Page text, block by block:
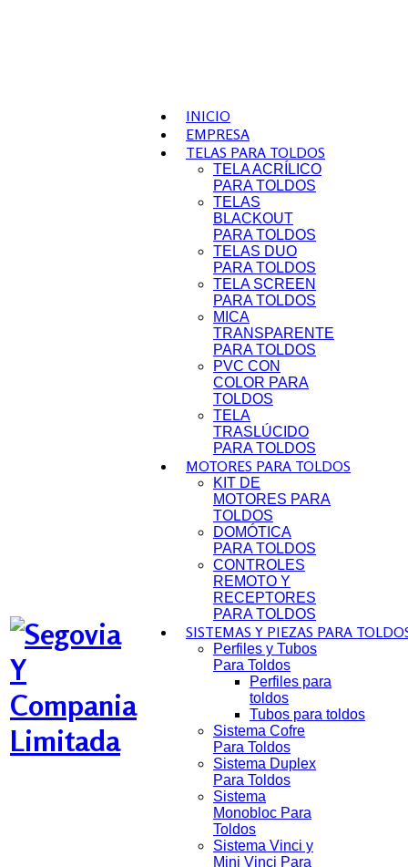
INICIO
EMPRESA
TELAS PARA TOLDOS
TELA ACRÍLICO
PARA TOLDOS
TELAS
BLACKOUT
PARA TOLDOS
TELAS DUO
PARA TOLDOS
TELA SCREEN
PARA TOLDOS
MICA
TRANSPARENTE
PARA TOLDOS
PVC CON
COLOR PARA
TOLDOS
TELA
TRASLÚCIDO
PARA TOLDOS
MOTORES PARA TOLDOS
KIT DE
MOTORES PARA
TOLDOS
DOMÓTICA
PARA TOLDOS
CONTROLES
REMOTO Y
RECEPTORES
PARA TOLDOS
SISTEMAS Y PIEZAS PARA
Perfiles y Tubos
Para Toldos
Perfiles para
toldos
Tubos para toldos
Sistema Cofre
Para Toldos
Sistema Duplex
Para Toldos
Sistema
Monobloc Para
Toldos
Sistema Vinci y
Mini Vinci Para